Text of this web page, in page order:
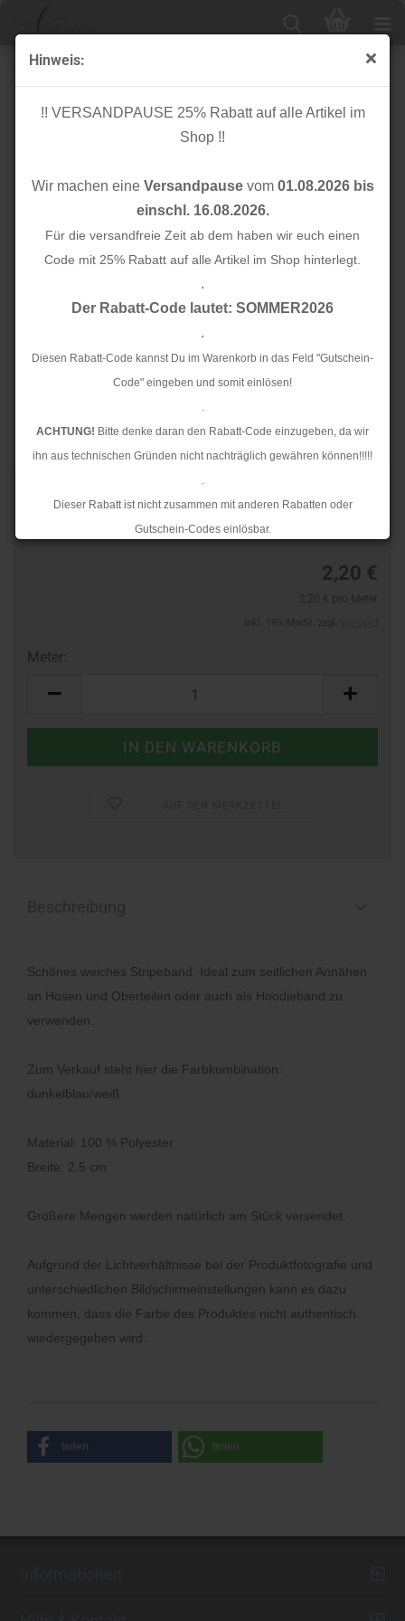
Hinweis:
!! VERSANDPAUSE 25% Rabatt auf alle Artikel im
Shop !!
Wir machen eine Versandpausevom 01.08.2026 bis
einschl. 16.08.2026.
Für die versandfreie Zeit ab dem haben wir euch einen
Code mit 25% Rabatt auf alle Artikel im Shop hinterlegt.
.
Der Rabatt-Code lautet: SOMMER2026
.
Diesen Rabatt-Code kannst Du im Warenkorb in das Feld "Gutschein-
Code" eingeben und somit einlösen!
.
ACHTUNG! Bitte denke daran den Rabatt-Code einzugeben, da wir
ihn aus technischen Gründen nicht nachträglich gewähren können!!!!!
.
Dieser Rabatt ist nicht zusammen mit anderen Rabatten oder
Gutschein-Codes einlösbar.
Ab dem 17.08.2026 versenden wir wieder wie gewohnt. Aufgrund des
Stripes - unelastisch 2,5 cm - dunkelblau/weiß
2,20 €
Meter:
Schönes weiches Stripeband. Ideal zum seitlichen Annähen
an Hosen und Oberteilen oder auch als Hoodieband zu
verwenden.
Zum Verkauf steht hier die Farbkombination:
dunkelblau/weiß
Material: 100 % Polyester
Breite: 2,5 cm
Größere Mengen werden natürlich am Stück versendet.
Aufgrund der Lichtverhältnisse bei der Produktfotografie und
unterschiedlichen Bildschirmeinstellungen kann es dazu
kommen, dass die Farbe des Produktes nicht authentisch
wiedergegeben wird.
teilen teilen